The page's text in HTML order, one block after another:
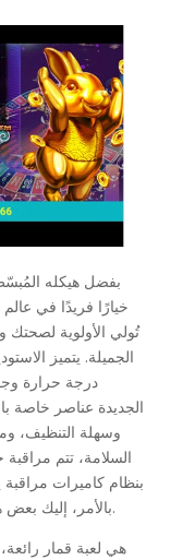
بفضل هيكله
خيارًا فريدًا في
تُولي الأولوية لصحتك
الجميلة. يتميز
درجة حرارة
الجديدة عناصر خاصة
وسهلة التنظيف،
السلامة، تتم
بنظام كاميرات
بالأمر، إليك بعض هذه الألعاب المشابهة التي قد تستمتع بها.